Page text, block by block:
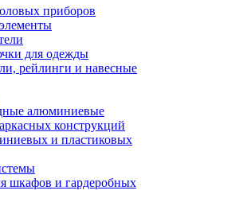
приборов
для одежды
рейлинги и навесные
алюминиевые
конструкций
и пластиковых
шкафов и гардеробных